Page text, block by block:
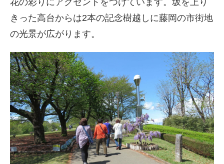
花の彩りにアクセントをつけています。坂を上り
きった高台からは2本の記念樹越しに藤岡の市街地
の光景が広がります。